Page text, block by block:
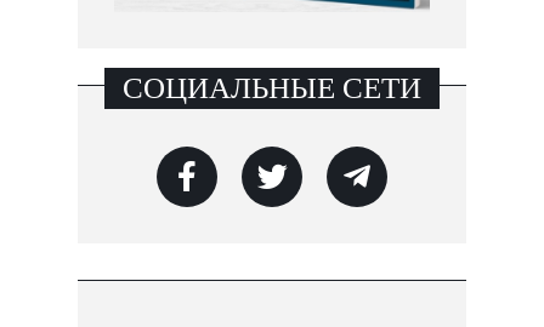
СОЦИАЛЬНЫЕ СЕТИ